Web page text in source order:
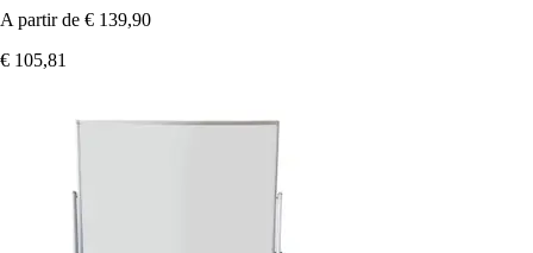
A partir de € 139,90
€ 105,81